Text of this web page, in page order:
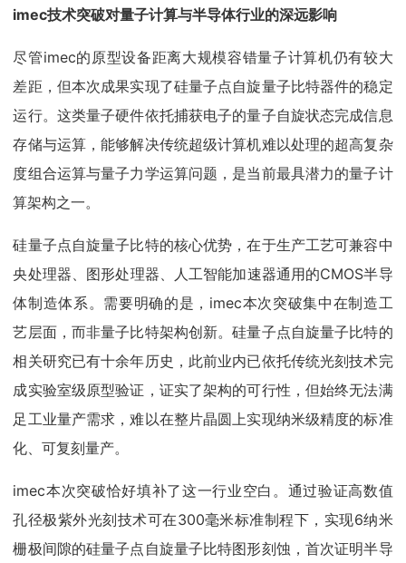
imec技术突破对量子计算与半导体行业的深远影响
尽管imec的原型设备距离大规模容错量子计算机仍有较大
差距，但本次成果实现了硅量子点自旋量子比特器件的稳定
运行。这类量子硬件依托捕获电子的量子自旋状态完成信息
存储与运算，能够解决传统超级计算机难以处理的超高复杂
度组合运算与量子力学运算问题，是当前最具潜力的量子计
算架构之一。
硅量子点自旋量子比特的核心优势，在于生产工艺可兼容中
央处理器、图形处理器、人工智能加速器通用的CMOS半导
体制造体系。需要明确的是，imec本次突破集中在制造工
艺层面，而非量子比特架构创新。硅量子点自旋量子比特的
相关研究已有十余年历史，此前业内已依托传统光刻技术完
成实验室级原型验证，证实了架构的可行性，但始终无法满
足工业量产需求，难以在整片晶圆上实现纳米级精度的标准
化、可复刻量产。
imec本次突破恰好填补了这一行业空白。通过验证高数值
孔径极紫外光刻技术可在300毫米标准制程下，实现6纳米
栅极间隙的硅量子点自旋量子比特图形刻蚀，首次证明半导